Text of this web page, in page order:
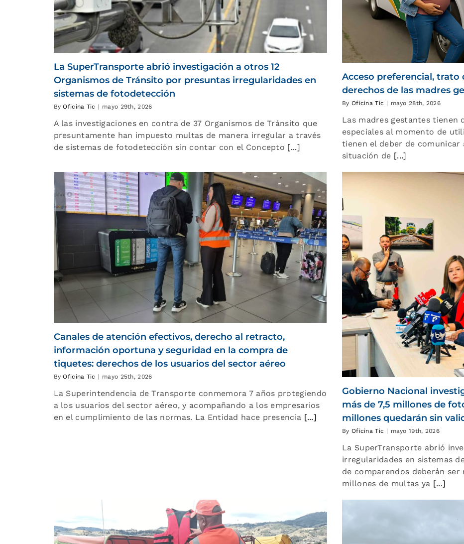
La SuperTransporte abrió investigación a otros 12
Organismos de Tránsito por presuntas irregularidades en
sistemas de fotodetección
ByOficina Tic | mayo 29th, 2026
A las investigaciones en contra de 37 Organismos de Tránsito que
presuntamente han impuesto multas de manera irregular a través
de sistemas de fotodetección sin contar con el Concepto [...]
Acceso preferencial,
derechos de las madres
By Oficina Tic | mayo 28th, 2026
Las madres gestantes tienen
especiales al momento de
tienen el deber de comunicar
situación de [...]
Canales de atención efectivos, derecho al retracto,
información oportuna y seguridad en la compra de
tiquetes: derechos de los usuarios del sector aéreo
ByOficina Tic | mayo 25th, 2026
La Superintendencia de Transporte conmemora 7 años protegiendo
a los usuarios del sector aéreo, y acompañando a los empresarios
en el cumplimiento de las normas. La Entidad hace presencia [...]
Gobierno Nacional
más de 7,5 millones de
millones quedarán sin
By Oficina Tic | mayo 19th, 2026
La SuperTransporte abrió
irregularidades en sistemas
de comparendos deberán ser
millones de multas ya [...]